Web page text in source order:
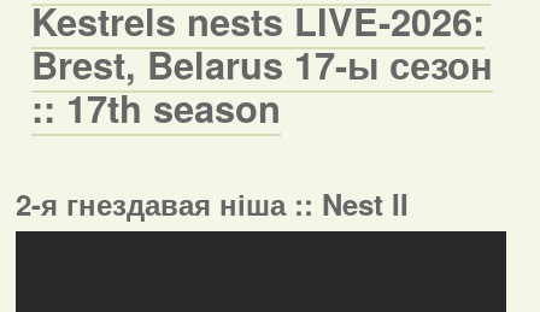
Kestrels nests LIVE-2026:
Brest, Belarus 17-ы сезон
:: 17th season
2-я гнездавая ніша :: Nest II